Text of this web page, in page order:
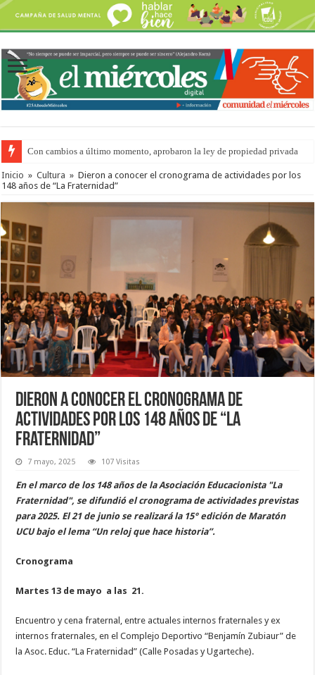
Con cambios a último momento, aprobaron la ley de propiedad privada
Inicio » Cultura » Dieron a conocer el cronograma de actividades por los
148 años de “La Fraternidad”
Dieron a conocer el cronograma de
actividades por los 148 años de “La
Fraternidad”
7 mayo, 2025 107 Visitas
En el marco de los 148 años de la Asociación Educacionista "La
Fraternidad", se difundió el cronograma de actividades previstas
para 2025. El 21 de junio se realizará la 15° edición de Maratón
UCU bajo el lema “Un reloj que hace historia”.
Cronograma
Martes 13 de mayo a las 21.
Encuentro y cena fraternal, entre actuales internos fraternales y ex
internos fraternales, en el Complejo Deportivo “Benjamín Zubiaur” de
la Asoc. Educ. “La Fraternidad” (Calle Posadas y Ugarteche).